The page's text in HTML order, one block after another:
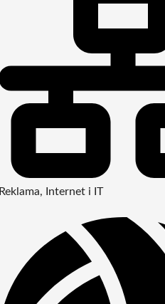
Reklama, Internet i IT